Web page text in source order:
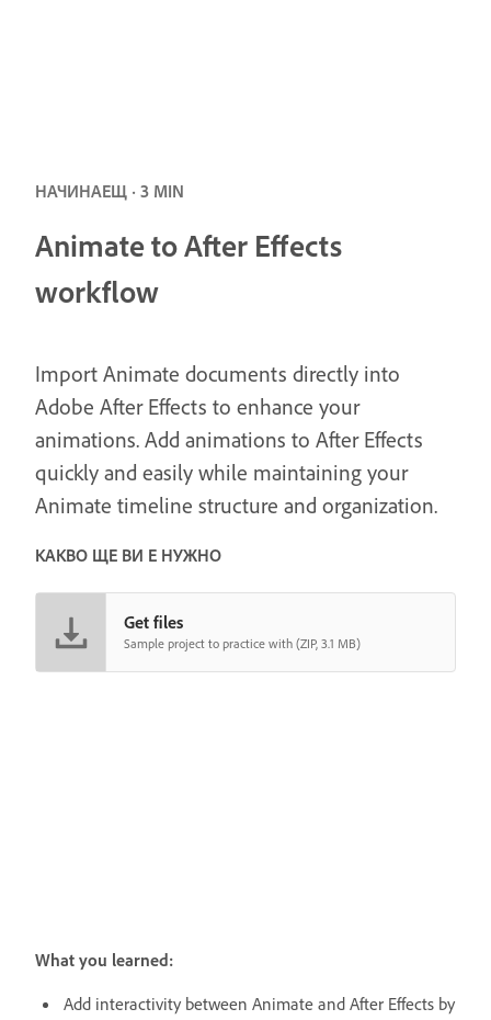
НАЧИНАЕЩ · 3 MIN
Animate to After Effects
workflow
Import Animate documents directly into
Adobe After Effects to enhance your
animations. Add animations to After Effects
quickly and easily while maintaining your
Animate timeline structure and organization.
КАКВО ЩЕ ВИ Е НУЖНО
Get files
Sample project to practice with (ZIP, 3.1 MB)
What you learned:
Add interactivity between Animate and After Effects by